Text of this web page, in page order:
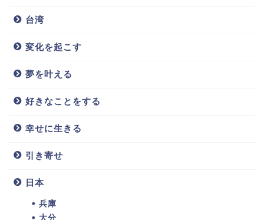
台湾
変化を起こす
夢を叶える
好きなことをする
幸せに生きる
引き寄せ
日本
兵庫
大分